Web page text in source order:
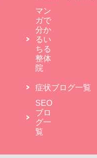
マン
ガで
分か
るい
ちる
整体
院
症状ブログ一覧
SEO
ブロ
グ一
覧